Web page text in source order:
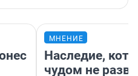
МНЕНИЕ
Наследие,
чудом не